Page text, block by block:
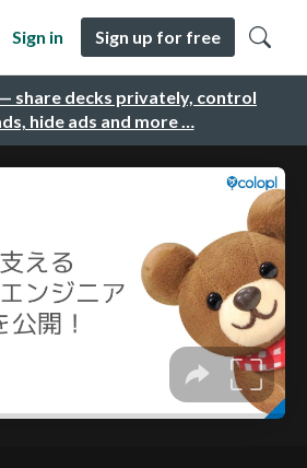
— share decks privately, control
hide ads and more …
Sign in Sign up for free